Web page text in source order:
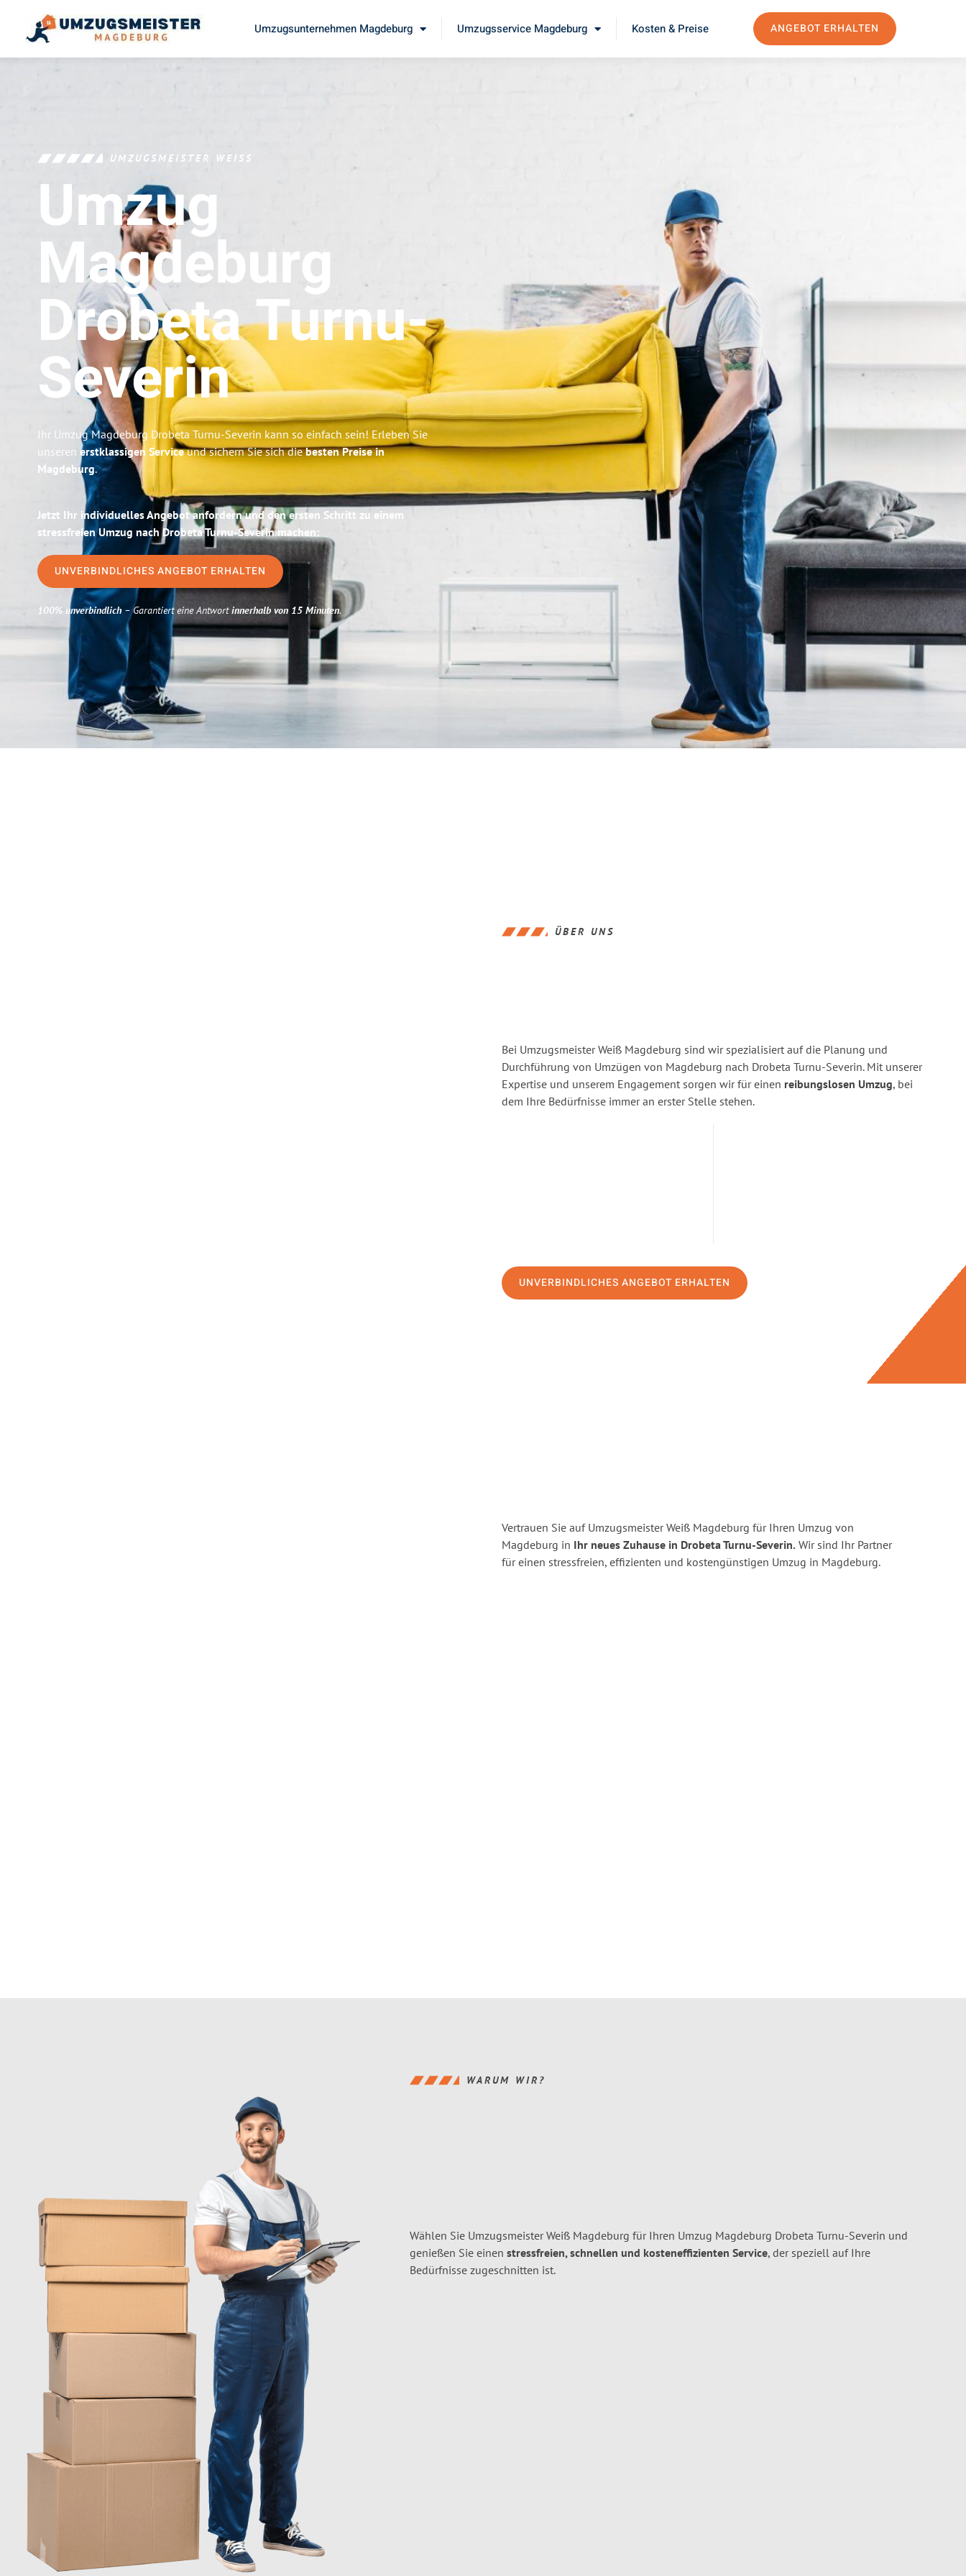
Umzugsunternehmen Magdeburg Umzugsservice Magdeburg Kosten & Preise ANGEBOT ERHALTEN
UMZUGSMEISTER WEISS
Umzug
Magdeburg
Drobeta Turnu-
Severin
Ihr Umzug Magdeburg Drobeta Turnu-Severin kann so einfach sein! Erleben Sie
unseren erstklassigen Serviceund sichern Sie sich diebesten Preise in
Magdeburg.
Jetzt Ihr individuelles Angebot anfordern und den ersten Schritt zu einem
stressfreien Umzug nach Drobeta Turnu-Severin machen:
UNVERBINDLICHES ANGEBOT ERHALTEN
100% unverbindlich– Garantiert eine Antwortinnerhalb von 15 Minuten.
ÜBER UNS
Bei Umzugsmeister Weiß Magdeburg sind wir spezialisiert auf die Planung und
Durchführung von Umzügen von Magdeburg nach Drobeta Turnu-Severin. Mit unserer
Expertise und unserem Engagement sorgen wir für einen reibungslosen Umzug, bei
dem Ihre Bedürfnisse immer an erster Stelle stehen.
UNVERBINDLICHES ANGEBOT ERHALTEN
Vertrauen Sie auf Umzugsmeister Weiß Magdeburg für Ihren Umzug von
Magdeburg in Ihr neues Zuhause in Drobeta Turnu-Severin. Wir sind Ihr Partner
für einen stressfreien, effizienten und kostengünstigen Umzug in Magdeburg.
WARUM WIR?
Wählen Sie Umzugsmeister Weiß Magdeburg für Ihren Umzug Magdeburg Drobeta Turnu-Severin und
genießen Sie einen stressfreien, schnellen und kosteneffizienten Service, der speziell auf Ihre
Bedürfnisse zugeschnitten ist.